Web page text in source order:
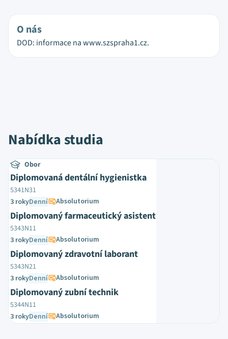
O nás
DOD: informace na www.szspraha1.cz.
Nabídka studia
Obor
Diplomovaná dentální hygienistka
5341N31
3 rokyDenní Absolutorium
Diplomovaný farmaceutický asistent
5343N11
3 rokyDenní Absolutorium
Diplomovaný zdravotní laborant
5343N21
3 rokyDenní Absolutorium
Diplomovaný zubní technik
5344N11
3 rokyDenní Absolutorium